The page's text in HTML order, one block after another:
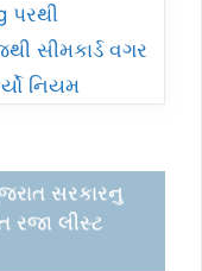
પરથી
સીમકાર્ડ વગર
નિયમ
સરકારનુ
રજા લીસ્ટ